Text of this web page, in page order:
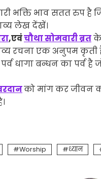
भक्ति भाव सतत रुप
लेख देंखें।
,एवंचौथा सोमवारी ब्रतके
रचना एक अनुपम कृती
धागा बन्धन का पर्व
को मांग कर जीवन
Worship ध्यान